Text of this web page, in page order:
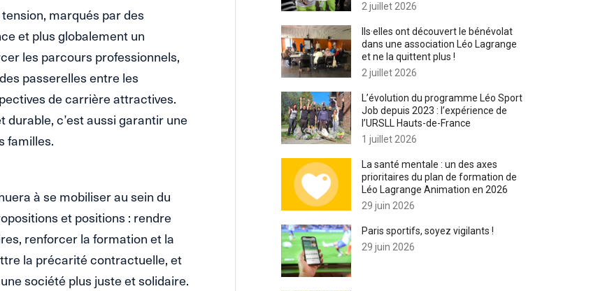
marqués par des
et plus globalement un
les parcours professionnels,
passerelles entre les
de carrière attractives.
durable, c’est aussi garantir une
familles.
à se mobiliser au sein du
et positions : rendre
renforcer la formation et la
la précarité contractuelle, et
société plus juste et solidaire.
2 juillet 2026
Ils·elles ont découvert le bénévolat
dans une association Léo Lagrange
et ne la quittent plus !
2 juillet 2026
L’évolution du programme Léo Sport
Job depuis 2023 : l’expérience de
l’URSLL Hauts-de-France
1 juillet 2026
La santé mentale : un des axes
prioritaires du plan de formation de
Léo Lagrange Animation en 2026
29 juin 2026
Paris sportifs, soyez vigilants !
29 juin 2026